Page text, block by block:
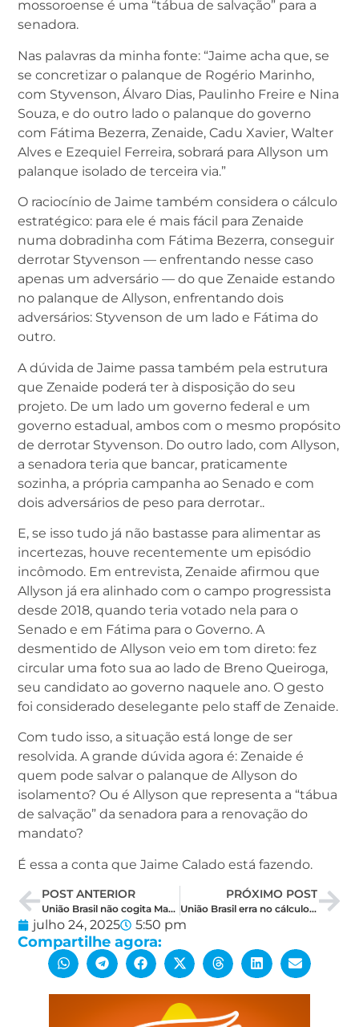
mossoroense é uma “tábua de salvação” para a
senadora.
Nas palavras da minha fonte: “Jaime acha que, se
se concretizar o palanque de Rogério Marinho,
com Styvenson, Álvaro Dias, Paulinho Freire e Nina
Souza, e do outro lado o palanque do governo
com Fátima Bezerra, Zenaide, Cadu Xavier, Walter
Alves e Ezequiel Ferreira, sobrará para Allyson um
palanque isolado de terceira via.”
O raciocínio de Jaime também considera o cálculo
estratégico: para ele é mais fácil para Zenaide
numa dobradinha com Fátima Bezerra, conseguir
derrotar Styvenson — enfrentando nesse caso
apenas um adversário — do que Zenaide estando
no palanque de Allyson, enfrentando dois
adversários: Styvenson de um lado e Fátima do
outro.
A dúvida de Jaime passa também pela estrutura
que Zenaide poderá ter à disposição do seu
projeto. De um lado um governo federal e um
governo estadual, ambos com o mesmo propósito
de derrotar Styvenson. Do outro lado, com Allyson,
a senadora teria que bancar, praticamente
sozinha, a própria campanha ao Senado e com
dois adversários de peso para derrotar..
E, se isso tudo já não bastasse para alimentar as
incertezas, houve recentemente um episódio
incômodo. Em entrevista, Zenaide afirmou que
Allyson já era alinhado com o campo progressista
desde 2018, quando teria votado nela para o
Senado e em Fátima para o Governo. A
desmentido de Allyson veio em tom direto: fez
circular uma foto sua ao lado de Breno Queiroga,
seu candidato ao governo naquele ano. O gesto
foi considerado deselegante pelo staff de Zenaide.
Com tudo isso, a situação está longe de ser
resolvida. A grande dúvida agora é: Zenaide é
quem pode salvar o palanque de Allyson do
isolamento? Ou é Allyson que representa a “tábua
de salvação” da senadora para a renovação do
mandato?
É essa a conta que Jaime Calado está fazendo.
POST ANTERIOR
União Brasil não cogita Marianna como vice de Allyson, mas tem proposta alternativa para impedir gol de placa do governismo
PRÓXIMO POST
União Brasil erra no cálculo e Jaime Calado reage: Zenaide é peça cobiçada, não coadjuvante
julho 24, 2025 5:50 pm
Compartilhe agora: